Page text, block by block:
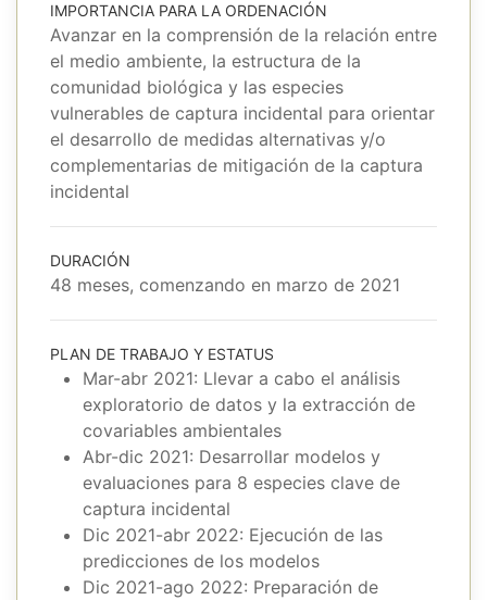
IMPORTANCIA PARA LA ORDENACIÓN
Avanzar en la comprensión de la relación entre
el medio ambiente, la estructura de la
comunidad biológica y las especies
vulnerables de captura incidental para orientar
el desarrollo de medidas alternativas y/o
complementarias de mitigación de la captura
incidental
DURACIÓN
48 meses, comenzando en marzo de 2021
PLAN DE TRABAJO Y ESTATUS
Mar-abr 2021: Llevar a cabo el análisis
exploratorio de datos y la extracción de
covariables ambientales
Abr-dic 2021: Desarrollar modelos y
evaluaciones para 8 especies clave de
captura incidental
Dic 2021-abr 2022: Ejecución de las
predicciones de los modelos
Dic 2021-ago 2022: Preparación de